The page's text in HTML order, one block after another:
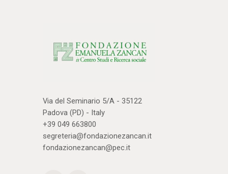
Via del Seminario 5/A - 35122
Padova (PD) - Italy
+39 049 663800
segreteria@fondazionezancan.it
fondazionezancan@pec.it